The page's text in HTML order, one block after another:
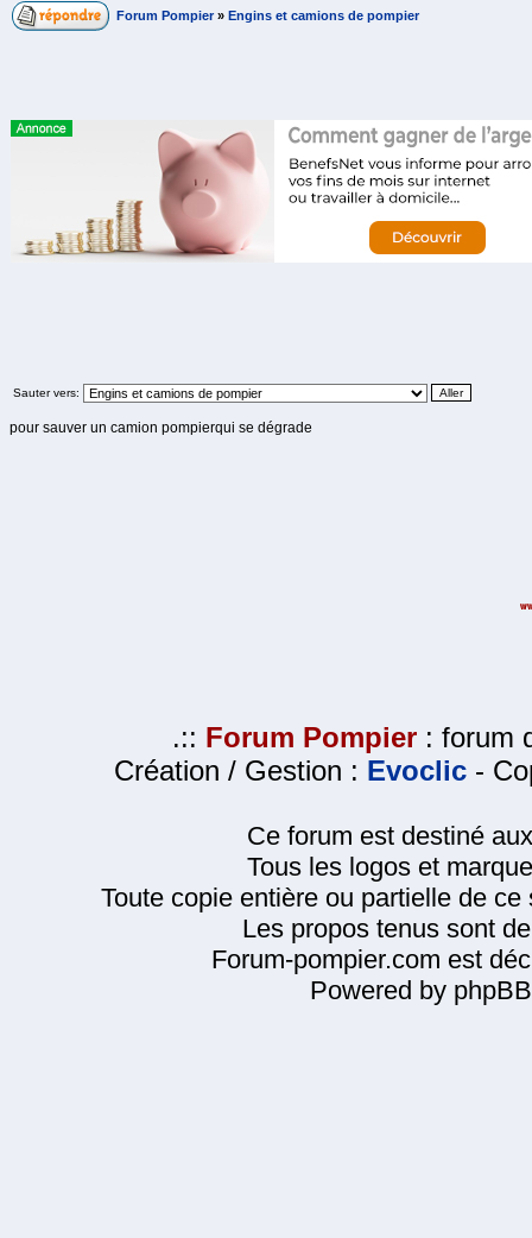
Forum Pompier » Engins et camions de pompier
Sauter vers:
pour sauver un camion pompierqui se dégrade
.:: Forum Pompier : forum
Création / Gestion : Evoclic -
Ce forum est destiné
Tous les logos et
Toute copie entière ou partielle de
Les propos tenus sont
Forum-pompier.com est
Powered by